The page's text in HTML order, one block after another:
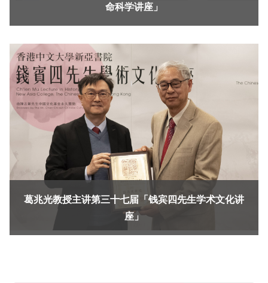
命科学讲座」
葛兆光教授主讲第三十七届「钱宾四先生学术文化讲
座」